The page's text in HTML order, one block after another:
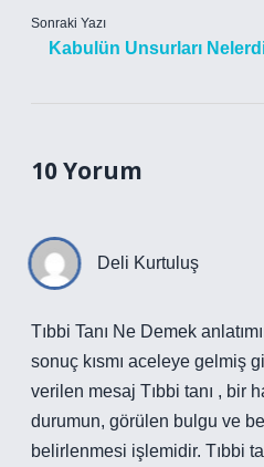
Sonraki Yazı
Kabulün Unsurları
10 Yorum
Deli Kurtuluş
Tıbbi Tanı Ne Demek
sonuç kısmı aceleye gelmiş
verilen mesaj Tıbbi tanı , bir
durumun, görülen bulgu ve
belirlenmesi işlemidir. Tıbbi